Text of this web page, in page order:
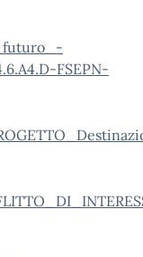
FSEPN-